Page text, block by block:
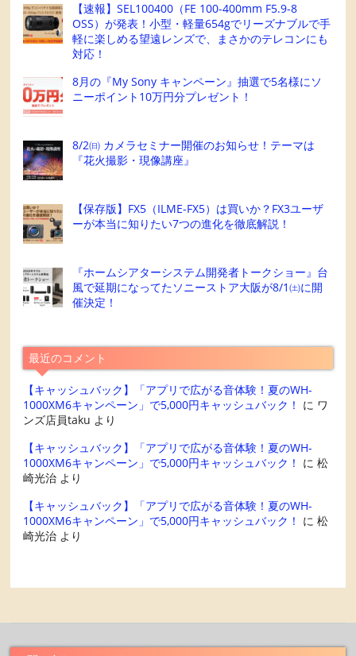
【速報】SEL100400（FE 100-400mm F5.9-8
OSS）が発表！小型・軽量654gでリーズナブルで手
軽に楽しめる望遠レンズで、まさかのテレコンにも
対応！
8月の『My Sony キャンペーン』抽選で5名様にソ
ニーポイント10万円分プレゼント！
8/2㈰ カメラセミナー開催のお知らせ！テーマは
『花火撮影・現像講座』
【保存版】FX5（ILME-FX5）は買いか？FX3ユーザ
ーが本当に知りたい7つの進化を徹底解説！
『ホームシアターシステム開発者トークショー』台
風で延期になってたソニーストア大阪が8/1㈯に開
催決定！
最近のコメント
【キャッシュバック】「アプリで広がる音体験！夏のWH-
1000XM6キャンペーン」で5,000円キャッシュバック！ に ワ
ンズ店員taku より
【キャッシュバック】「アプリで広がる音体験！夏のWH-
1000XM6キャンペーン」で5,000円キャッシュバック！ に松
崎光治 より
【キャッシュバック】「アプリで広がる音体験！夏のWH-
1000XM6キャンペーン」で5,000円キャッシュバック！ に松
崎光治 より